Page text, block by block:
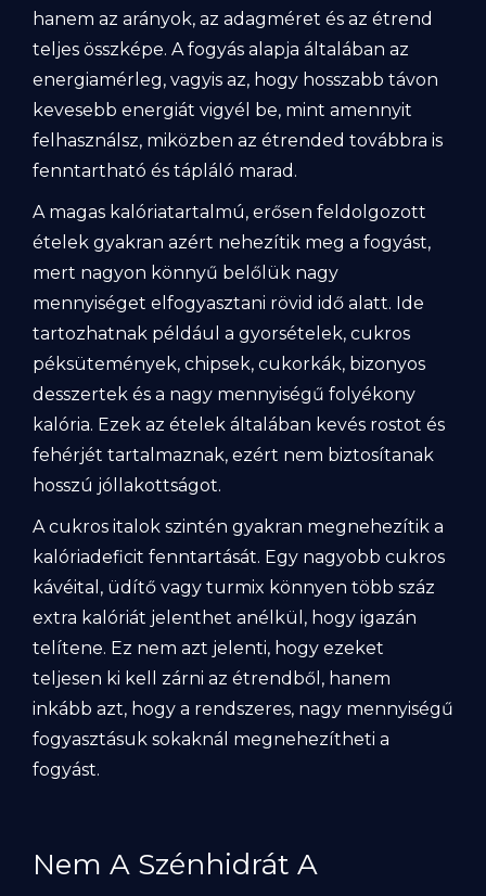
hanem az arányok, az adagméret és az étrend
teljes összképe. A fogyás alapja általában az
energiamérleg, vagyis az, hogy hosszabb távon
kevesebb energiát vigyél be, mint amennyit
felhasználsz, miközben az étrended továbbra is
fenntartható és tápláló marad.
A magas kalóriatartalmú, erősen feldolgozott
ételek gyakran azért nehezítik meg a fogyást,
mert nagyon könnyű belőlük nagy
mennyiséget elfogyasztani rövid idő alatt. Ide
tartozhatnak például a gyorsételek, cukros
péksütemények, chipsek, cukorkák, bizonyos
desszertek és a nagy mennyiségű folyékony
kalória. Ezek az ételek általában kevés rostot és
fehérjét tartalmaznak, ezért nem biztosítanak
hosszú jóllakottságot.
A cukros italok szintén gyakran megnehezítik a
kalóriadeficit fenntartását. Egy nagyobb cukros
kávéital, üdítő vagy turmix könnyen több száz
extra kalóriát jelenthet anélkül, hogy igazán
telítene. Ez nem azt jelenti, hogy ezeket
teljesen ki kell zárni az étrendből, hanem
inkább azt, hogy a rendszeres, nagy mennyiségű
fogyasztásuk sokaknál megnehezítheti a
fogyást.
Nem A Szénhidrát A